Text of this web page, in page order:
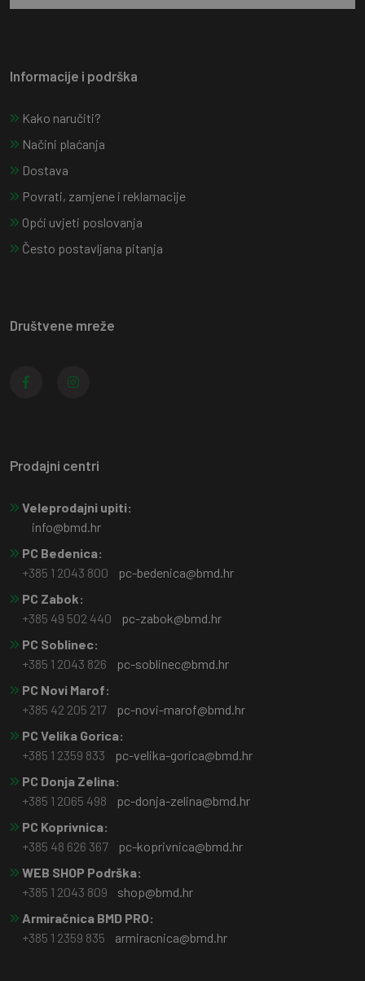
Informacije i podrška
Kako naručiti?
Načini plaćanja
Dostava
Povrati, zamjene i reklamacije
Opći uvjeti poslovanja
Često postavljana pitanja
Društvene mreže
Prodajni centri
Veleprodajni upiti:
info@bmd.hr
PC Bedenica:
+385 1 2043 800
pc-bedenica@bmd.hr
PC Zabok:
+385 49 502 440
pc-zabok@bmd.hr
PC Soblinec:
+385 1 2043 826
pc-soblinec@bmd.hr
PC Novi Marof:
+385 42 205 217
pc-novi-marof@bmd.hr
PC Velika Gorica:
+385 1 2359 833
pc-velika-gorica@bmd.hr
PC Donja Zelina:
+385 1 2065 498
pc-donja-zelina@bmd.hr
PC Koprivnica:
+385 48 626 367
pc-koprivnica@bmd.hr
WEB SHOP Podrška:
+385 1 2043 809
shop@bmd.hr
Armiračnica BMD PRO:
+385 1 2359 835
armiracnica@bmd.hr